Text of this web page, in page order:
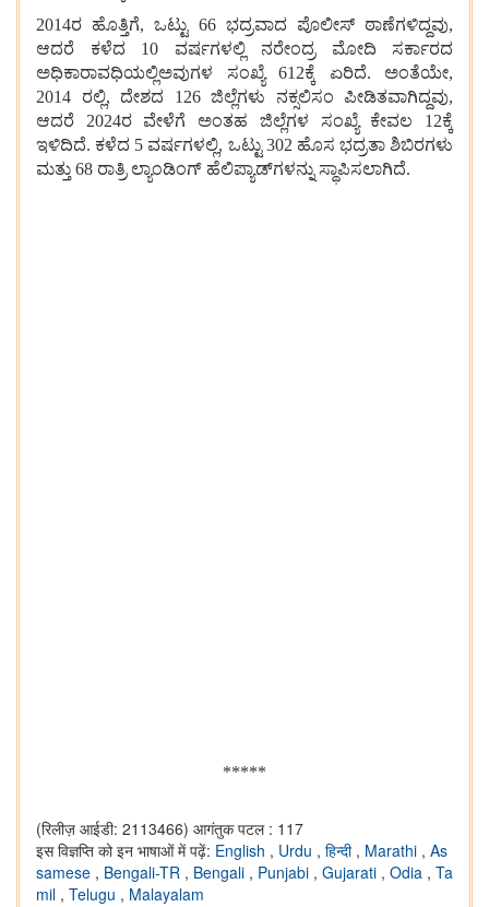
2014ರ ಹೊತ್ತಿಗೆ, ಒಟ್ಟು 66 ಭದ್ರವಾದ ಪೊಲೀಸ್‌ ಠಾಣೆಗಳಿದ್ದವು,
ಆದರೆ ಕಳೆದ 10 ವರ್ಷಗಳಲ್ಲಿ ನರೇಂದ್ರ ಮೋದಿ ಸರ್ಕಾರದ
ಅಧಿಕಾರಾವಧಿಯಲ್ಲಿಅವುಗಳ ಸಂಖ್ಯೆ 612ಕ್ಕೆ ಏರಿದೆ. ಅಂತೆಯೇ,
2014 ರಲ್ಲಿ, ದೇಶದ 126 ಜಿಲ್ಲೆಗಳು ನಕ್ಸಲಿಸಂ ಪೀಡಿತವಾಗಿದ್ದವು,
ಆದರೆ 2024ರ ವೇಳೆಗೆ ಅಂತಹ ಜಿಲ್ಲೆಗಳ ಸಂಖ್ಯೆ ಕೇವಲ 12ಕ್ಕೆ
ಇಳಿದಿದೆ. ಕಳೆದ 5 ವರ್ಷಗಳಲ್ಲಿ, ಒಟ್ಟು 302 ಹೊಸ ಭದ್ರತಾ ಶಿಬಿರಗಳು
ಮತ್ತು 68 ರಾತ್ರಿ ಲ್ಯಾಂಡಿಂಗ್‌ ಹೆಲಿಪ್ಯಾಡ್‌ಗಳನ್ನು ಸ್ಥಾಪಿಸಲಾಗಿದೆ.
*****
(रिलीज़ आईडी: 2113466) आगंतुक पटल : 117
इस विज्ञप्ति को इन भाषाओं में पढ़ें: English , Urdu , हिन्दी , Marathi , As
samese , Bengali-TR , Bengali , Punjabi , Gujarati , Odia , Ta
mil , Telugu , Malayalam